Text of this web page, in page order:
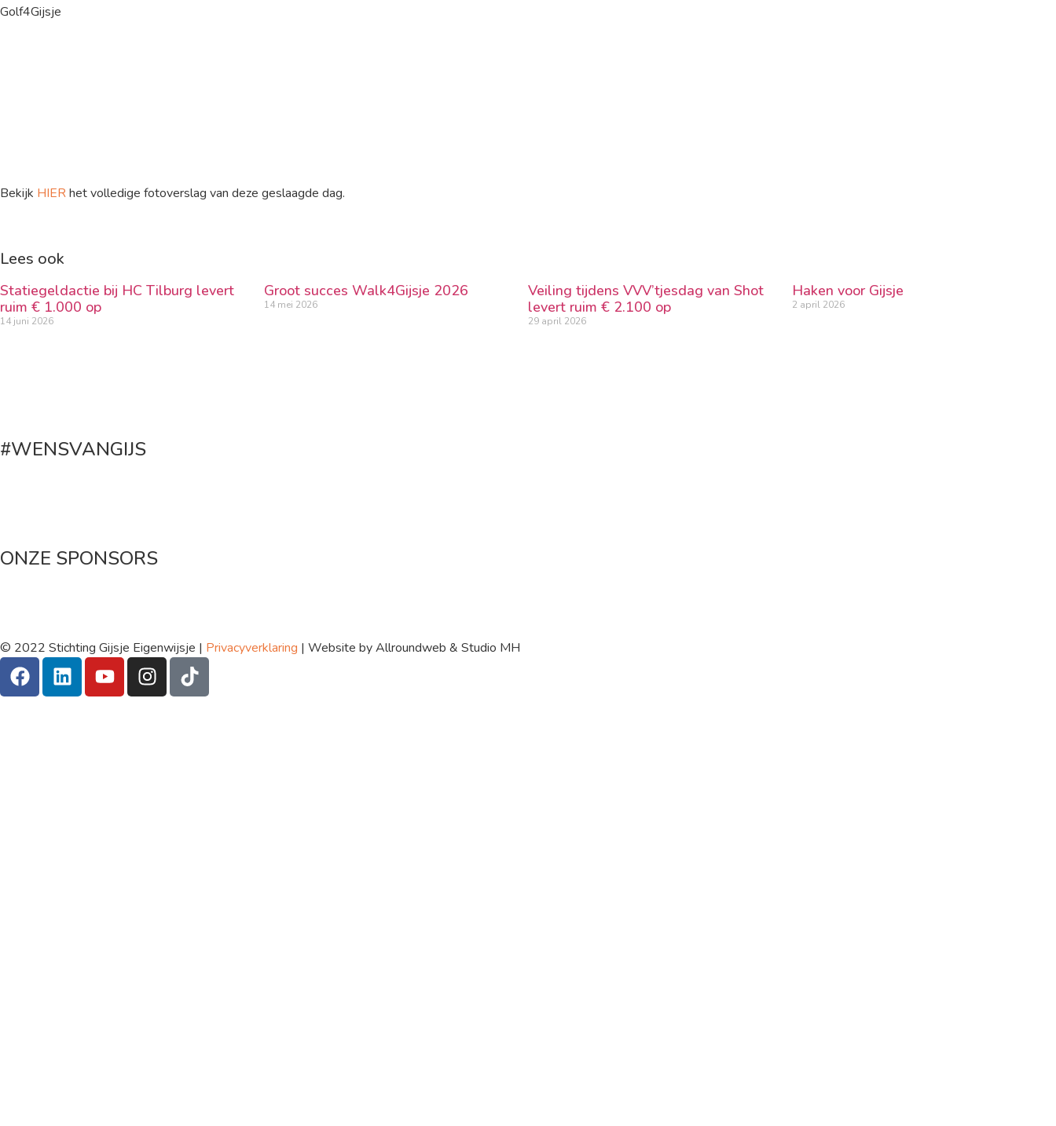
Golf4Gijsje
Bekijk HIERhet volledige fotoverslag van deze geslaagde dag.
Lees ook
Statiegeldactie bij HC Tilburg levert
ruim € 1.000 op
14 juni 2026
Groot succes Walk4Gijsje 2026
14 mei 2026
Veiling tijdens VVV’tjesdag van Shot
levert ruim € 2.100 op
29 april 2026
Haken voor Gijsje
2 april 2026
#WENSVANGIJS
ONZE SPONSORS
© 2022 Stichting Gijsje Eigenwijsje | Privacyverklaring | Website by Allroundweb & Studio MH